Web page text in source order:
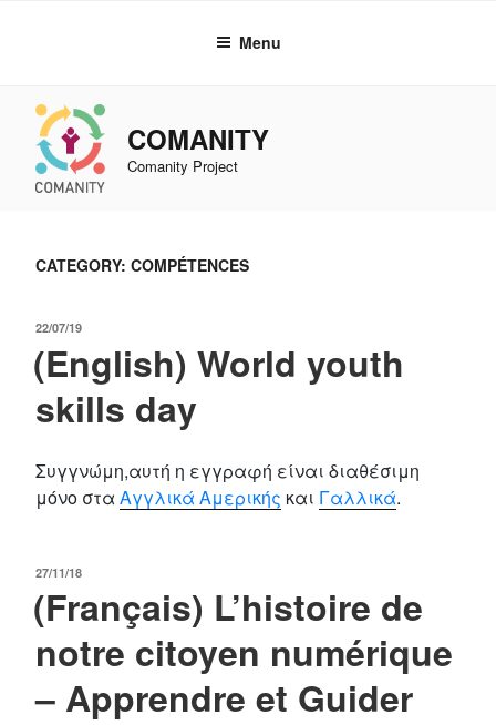
Menu
COMANITY
Comanity Project
CATEGORY: COMPÉTENCES
POSTED
22/07/19
(English) World youth
skills day
Συγγνώμη,αυτή η εγγραφή είναι διαθέσιμη
μόνο στα Αγγλικά Αμερικής και Γαλλικά.
POSTED
27/11/18
(Français) L’histoire de
notre citoyen numérique
– Apprendre et Guider